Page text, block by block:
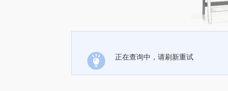
正在查询中，请刷新重试